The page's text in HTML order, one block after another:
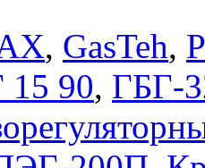
, GasTeh,
15 90, ГБГ-